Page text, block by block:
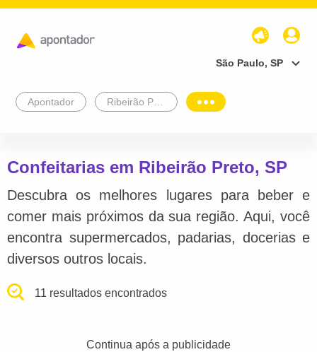
São Paulo, SP
Apontador
Confeitarias em Ribeirão Preto, SP
Descubra os melhores lugares para beber e
comer mais próximos da sua região. Aqui, você
encontra supermercados, padarias, docerias e
diversos outros locais.
11 resultados encontrados
Continua após a publicidade